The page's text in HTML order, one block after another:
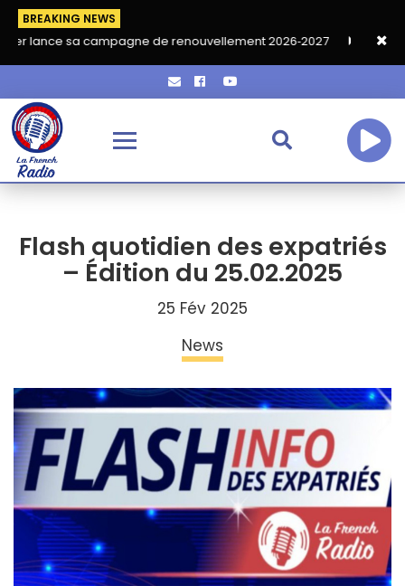
BREAKING NEWS
campagne de renouvellement 2026‑2027 Grand café de
Flash quotidien des expatriés
– Édition du 25.02.2025
25 Fév 2025
News